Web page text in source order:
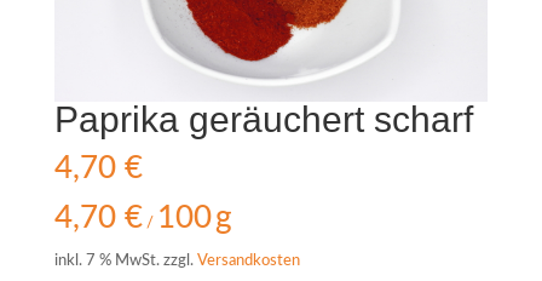
Paprika geräuchert scharf
4,70 €
4,70 €/ 100g
inkl. 7 % MwSt. zzgl. Versandkosten